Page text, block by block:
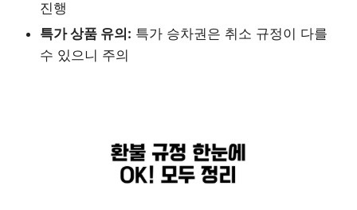
진행
특가 상품 유의: 특가 승차권은 취소 규정이 다를
수 있으니 주의